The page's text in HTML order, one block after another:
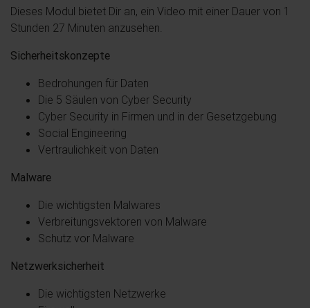
Dieses Modul bietet Dir an, ein Video mit einer Dauer von 1
Stunden 27 Minuten anzusehen.
Sicherheitskonzepte
Bedrohungen für Daten
Die 5 Säulen von Cyber Security
Cyber Security in Firmen und in der Gesetzgebung
Social Engineering
Vertraulichkeit von Daten
Malware
Die wichtigsten Malwares
Verbreitungsvektoren von Malware
Schutz vor Malware
Netzwerksicherheit
Die wichtigsten Netzwerke